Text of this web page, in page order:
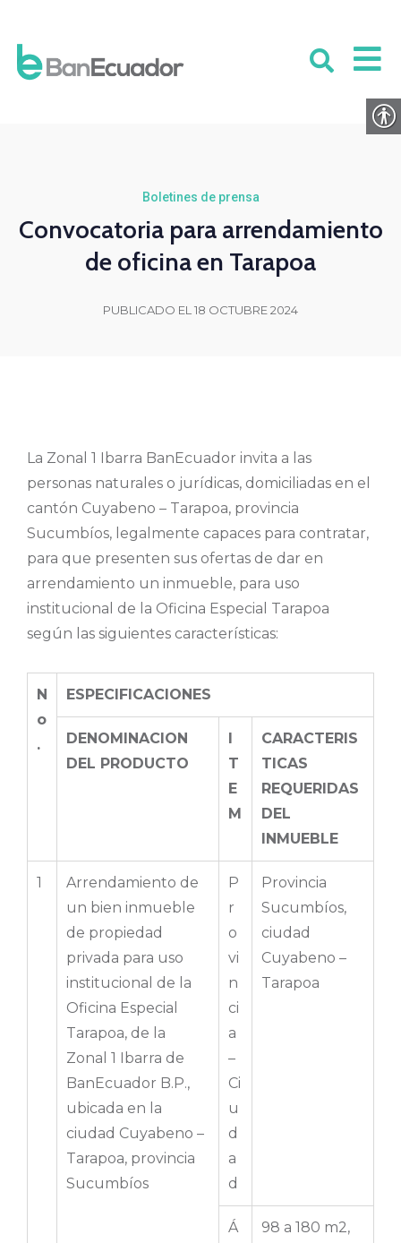
Boletines de prensa
Convocatoria para arrendamiento
de oficina en Tarapoa
PUBLICADO EL 18 OCTUBRE 2024
La Zonal 1 Ibarra BanEcuador invita a las
personas naturales o jurídicas, domiciliadas en el
cantón Cuyabeno – Tarapoa, provincia
Sucumbíos, legalmente capaces para contratar,
para que presenten sus ofertas de dar en
arrendamiento un inmueble, para uso
institucional de la Oficina Especial Tarapoa
según las siguientes características:
N
o
.
ESPECIFICACIONES
DENOMINACION
DEL PRODUCTO
T
E
M
CARACTERIS
TICAS
REQUERIDAS
DEL
INMUEBLE
1
Arrendamiento de
un bien inmueble
de propiedad
privada para uso
institucional de la
Oficina Especial
Tarapoa, de la
Zonal 1 Ibarra de
BanEcuador B.P.,
ubicada en la
ciudad Cuyabeno –
Tarapoa, provincia
Sucumbíos
P
r
o
vi
n
ci
a
–
Ci
u
d
a
d
Provincia
Sucumbíos,
ciudad
Cuyabeno –
Tarapoa
Á
98 a 180 m2,